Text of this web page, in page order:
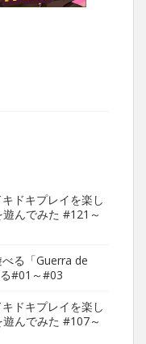
ドキプレイを楽し
んでみた #121～
べる「Guerra de
#01～#03
ドキプレイを楽し
んでみた #107～